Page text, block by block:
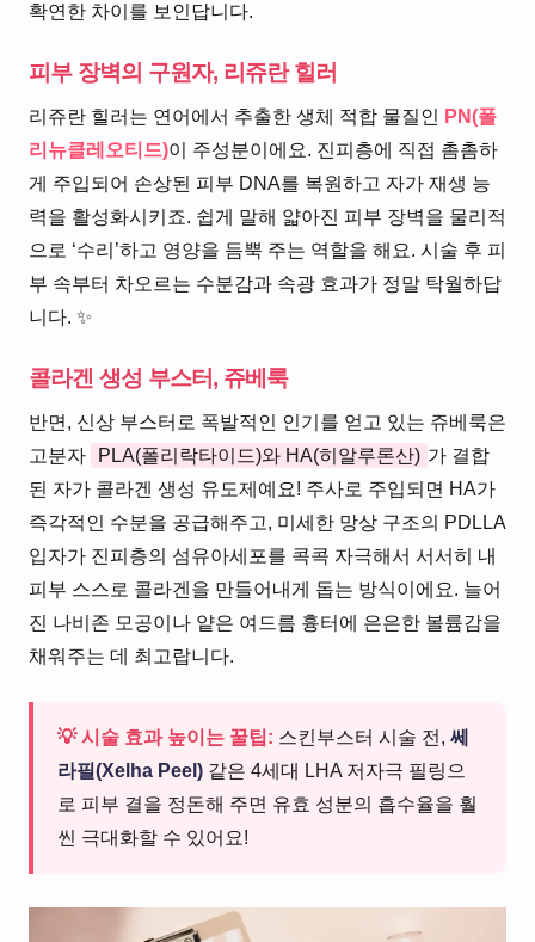
확연한 차이를 보인답니다.
피부 장벽의 구원자, 리쥬란 힐러
리쥬란 힐러는 연어에서 추출한 생체 적합 물질인 PN(폴
리뉴클레오티드)이 주성분이에요. 진피층에 직접 촘촘하
게 주입되어 손상된 피부 DNA를 복원하고 자가 재생 능
력을 활성화시키죠. 쉽게 말해 얇아진 피부 장벽을 물리적
으로 ‘수리’하고 영양을 듬뿍 주는 역할을 해요. 시술 후 피
부 속부터 차오르는 수분감과 속광 효과가 정말 탁월하답
니다. ✨
콜라겐 생성 부스터, 쥬베룩
반면, 신상 부스터로 폭발적인 인기를 얻고 있는 쥬베룩은
고분자
PLA(폴리락타이드)와 HA(히알루론산) 가 결합
된 자가 콜라겐 생성 유도제예요! 주사로 주입되면 HA가
즉각적인 수분을 공급해주고, 미세한 망상 구조의 PDLLA
입자가 진피층의 섬유아세포를 콕콕 자극해서 서서히 내
피부 스스로 콜라겐을 만들어내게 돕는 방식이에요. 늘어
진 나비존 모공이나 얕은 여드름 흉터에 은은한 볼륨감을
채워주는 데 최고랍니다.
💡 시술 효과 높이는 꿀팁: 스킨부스터 시술 전, 쎄
라필(Xelha Peel) 같은 4세대 LHA 저자극 필링으
로 피부 결을 정돈해 주면 유효 성분의 흡수율을 훨
씬 극대화할 수 있어요!